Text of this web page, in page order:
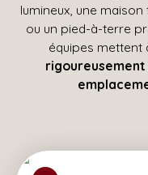
lumineux, une
ou un pied-à-terre
équipes mettent